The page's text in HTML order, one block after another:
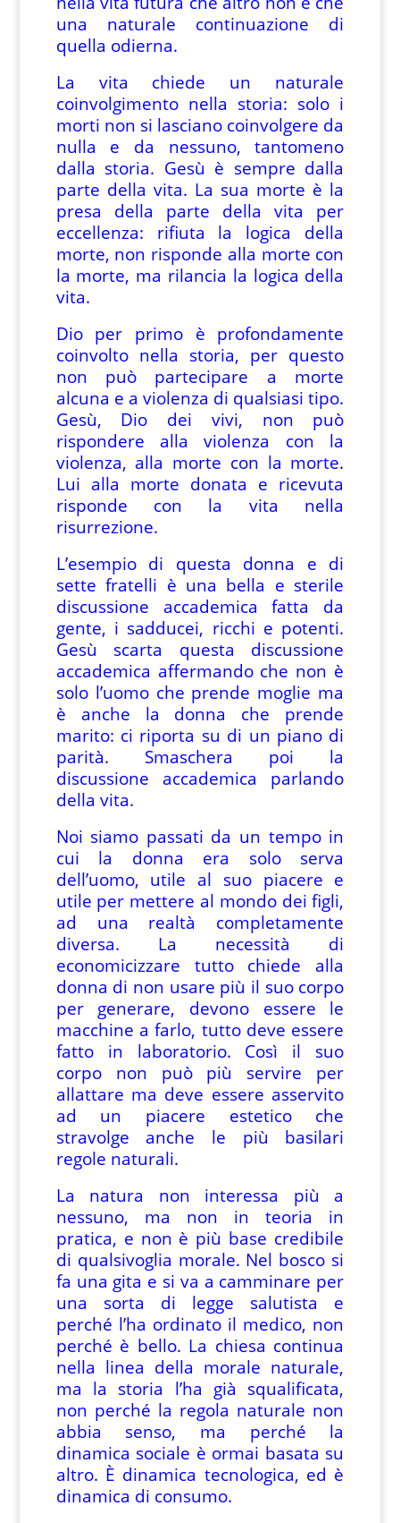
una naturale continuazione di
quella odierna.
La vita chiede un naturale
coinvolgimento nella storia: solo i
morti non si lasciano coinvolgere da
nulla e da nessuno, tantomeno
dalla storia. Gesù è sempre dalla
parte della vita. La sua morte è la
presa della parte della vita per
eccellenza: rifiuta la logica della
morte, non risponde alla morte con
la morte, ma rilancia la logica della
vita.
Dio per primo è profondamente
coinvolto nella storia, per questo
non può partecipare a morte
alcuna e a violenza di qualsiasi tipo.
Gesù, Dio dei vivi, non può
rispondere alla violenza con la
violenza, alla morte con la morte.
Lui alla morte donata e ricevuta
risponde con la vita nella
risurrezione.
L’esempio di questa donna e di
sette fratelli è una bella e sterile
discussione accademica fatta da
gente, i sadducei, ricchi e potenti.
Gesù scarta questa discussione
accademica affermando che non è
solo l’uomo che prende moglie ma
è anche la donna che prende
marito: ci riporta su di un piano di
parità. Smaschera poi la
discussione accademica parlando
della vita.
Noi siamo passati da un tempo in
cui la donna era solo serva
dell’uomo, utile al suo piacere e
utile per mettere al mondo dei figli,
ad una realtà completamente
diversa. La necessità di
economicizzare tutto chiede alla
donna di non usare più il suo corpo
per generare, devono essere le
macchine a farlo, tutto deve essere
fatto in laboratorio. Così il suo
corpo non può più servire per
allattare ma deve essere asservito
ad un piacere estetico che
stravolge anche le più basilari
regole naturali.
La natura non interessa più a
nessuno, ma non in teoria in
pratica, e non è più base credibile
di qualsivoglia morale. Nel bosco si
fa una gita e si va a camminare per
una sorta di legge salutista e
perché l’ha ordinato il medico, non
perché è bello. La chiesa continua
nella linea della morale naturale,
ma la storia l’ha già squalificata,
non perché la regola naturale non
abbia senso, ma perché la
dinamica sociale è ormai basata su
altro. È dinamica tecnologica, ed è
dinamica di consumo.